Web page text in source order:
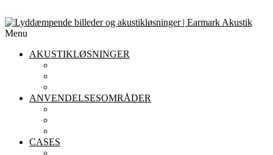
Menu
AKUSTIKLØSNINGER
ANVENDELSESOMRÅDER
CASES